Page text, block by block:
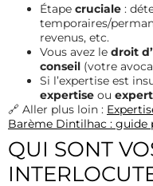
Étape cruciale :
temporaires/
revenus, etc.
Vous avez le droit
conseil (votre
Si l’expertise est
expertise ou
🔗 Aller plus loin :
Barème Dintilhac : guide
QUI SONT